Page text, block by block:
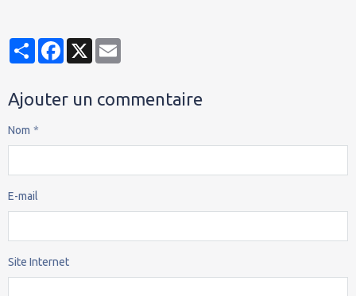
PartagerFacebook
X
Ajouter un commentaire
Nom
E-mail
Site Internet